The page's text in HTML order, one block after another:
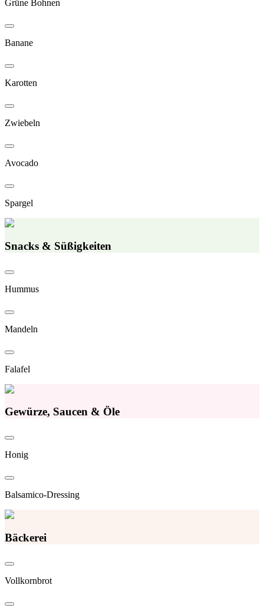
Grüne Bohnen
Banane
Karotten
Zwiebeln
Avocado
Spargel
Snacks & Süßigkeiten
Hummus
Mandeln
Falafel
Gewürze, Saucen & Öle
Honig
Balsamico-Dressing
Bäckerei
Vollkornbrot